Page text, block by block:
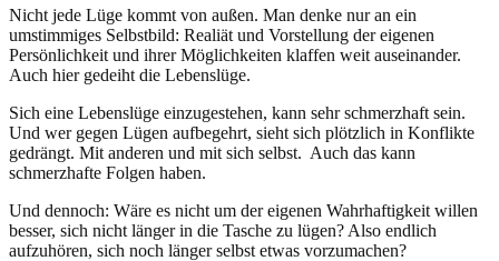
Nicht jede Lüge kommt von außen. Man denke nur an ein
umstimmiges Selbstbild: Realiät und Vorstellung der eigenen
Persönlichkeit und ihrer Möglichkeiten klaffen weit auseinander.
Auch hier gedeiht die Lebenslüge.
Sich eine Lebenslüge einzugestehen, kann sehr schmerzhaft sein.
Und wer gegen Lügen aufbegehrt, sieht sich plötzlich in Konflikte
gedrängt. Mit anderen und mit sich selbst. Auch das kann
schmerzhafte Folgen haben.
Und dennoch: Wäre es nicht um der eigenen Wahrhaftigkeit willen
besser, sich nicht länger in die Tasche zu lügen? Also endlich
aufzuhören, sich noch länger selbst etwas vorzumachen?